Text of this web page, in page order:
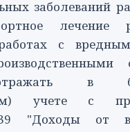
заболеваний
лечение
с
в
учете с
"Доходы от